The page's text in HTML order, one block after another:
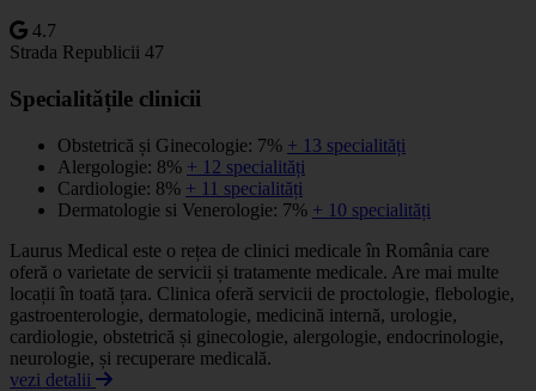
4.7
Strada Republicii 47
Specialitățile clinicii
Obstetrică și Ginecologie: 7% + 13 specialități
Alergologie: 8% + 12 specialități
Cardiologie: 8% + 11 specialități
Dermatologie si Venerologie: 7% + 10 specialități
Laurus Medical este o rețea de clinici medicale în România care
oferă o varietate de servicii și tratamente medicale. Are mai multe
locații în toată țara. Clinica oferă servicii de proctologie, flebologie,
gastroenterologie, dermatologie, medicină internă, urologie,
cardiologie, obstetrică și ginecologie, alergologie, endocrinologie,
neurologie, și recuperare medicală.
vezi detalii